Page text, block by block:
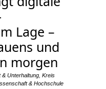
Lage –
und
morgen
& Unterhaltung Kreis
& Hochschule